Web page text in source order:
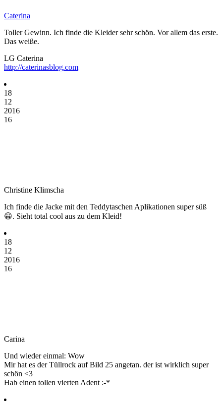
Caterina
Toller Gewinn. Ich finde die Kleider sehr schön. Vor allem das erste.
Das weiße.
LG Caterina
http://caterinasblog.com
18
12
2016
16
Christine Klimscha
Ich finde die Jacke mit den Teddytaschen Aplikationen super süß
😀. Sieht total cool aus zu dem Kleid!
18
12
2016
16
Carina
Und wieder einmal: Wow
Mir hat es der Tüllrock auf Bild 25 angetan. der ist wirklich super
schön <3
Hab einen tollen vierten Adent :-*